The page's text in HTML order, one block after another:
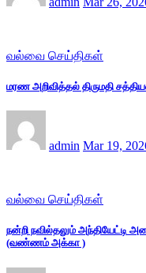
வல்வை செய்திகள்
மரண அறிவித்தல் திருமதி
admin Mar 19,
வல்வை செய்திகள்
நன்றி நவில்தலும் அந்தியேட்டி
(வண்ணம் அக்கா )